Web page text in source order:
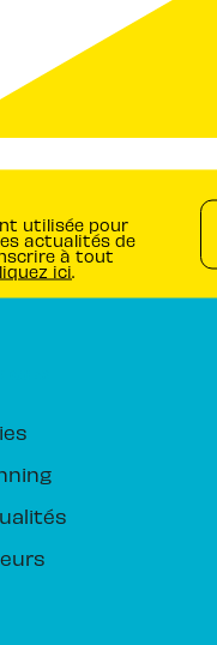
utilisée pour
actualités de
à tout
ici.